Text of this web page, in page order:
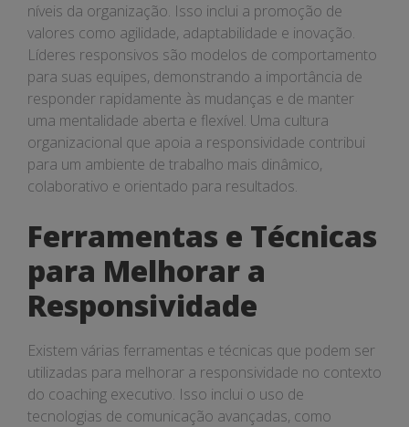
níveis da organização. Isso inclui a promoção de
valores como agilidade, adaptabilidade e inovação.
Líderes responsivos são modelos de comportamento
para suas equipes, demonstrando a importância de
responder rapidamente às mudanças e de manter
uma mentalidade aberta e flexível. Uma cultura
organizacional que apoia a responsividade contribui
para um ambiente de trabalho mais dinâmico,
colaborativo e orientado para resultados.
Ferramentas e Técnicas
para Melhorar a
Responsividade
Existem várias ferramentas e técnicas que podem ser
utilizadas para melhorar a responsividade no contexto
do coaching executivo. Isso inclui o uso de
tecnologias de comunicação avançadas, como